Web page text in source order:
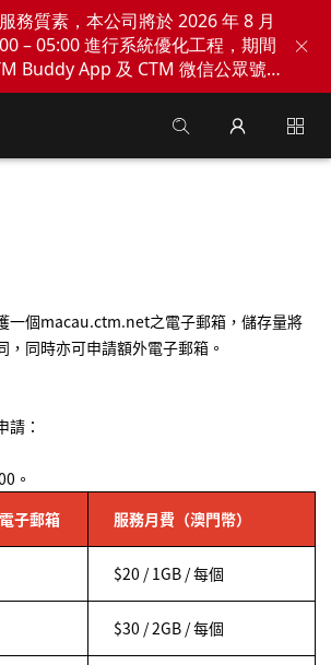
務質素，本公司將於 2026 年 8 月
– 05:00 進行系統優化工程，期間
Buddy App 及 CTM 微信公眾號
停。不便之處，敬請見諒！
一個macau.ctm.net之電子郵箱，儲存量將
，同時亦可申請額外電子郵箱。
請：
。
電子郵箱 服務月費（澳門幣）
$20 / 1GB /每個
$30 / 2GB /每個